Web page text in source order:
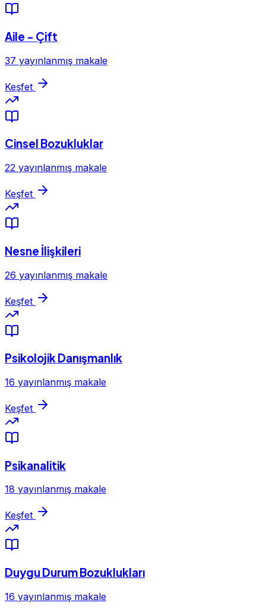
Aile - Çift
37 yayınlanmış makale
Keşfet
Cinsel Bozukluklar
22 yayınlanmış makale
Keşfet
Nesne İlişkileri
26 yayınlanmış makale
Keşfet
Psikolojik Danışmanlık
16 yayınlanmış makale
Keşfet
Psikanalitik
18 yayınlanmış makale
Keşfet
Duygu Durum Bozuklukları
16 yayınlanmış makale